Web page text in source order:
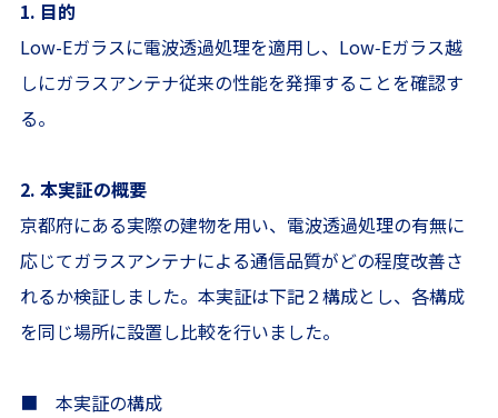
1. 目的
Low-Eガラスに電波透過処理を適用し、Low‑Eガラス越
しにガラスアンテナ従来の性能を発揮することを確認す
る。
2. 本実証の概要
京都府にある実際の建物を用い、電波透過処理の有無に
応じてガラスアンテナによる通信品質がどの程度改善さ
れるか検証しました。本実証は下記２構成とし、各構成
を同じ場所に設置し比較を行いました。
■ 本実証の構成